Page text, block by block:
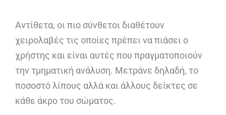
Αντίθετα, οι πιο σύνθετοι διαθέτουν
χειρολαβές τις οποίες πρέπει να πιάσει ο
χρήστης και είναι αυτές που πραγματοποιούν
την τμηματική ανάλυση. Μετράνε δηλαδή, το
ποσοστό λίπους αλλά και άλλους δείκτες σε
κάθε άκρο του σώματος.